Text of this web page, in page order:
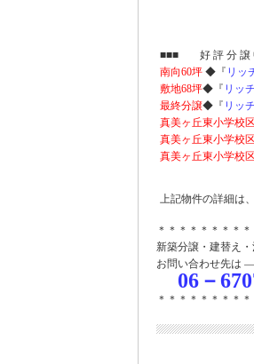
■■■ 好 評
南向60坪◆『 リッ
敷地68坪◆『 リッ
最終分譲◆『 リッ
真美ヶ丘東小学校
真美ヶ丘東小学校
真美ヶ丘東小学校
上記物件の詳細は
＊＊＊＊＊＊＊＊
新築分譲・建替え
お問い合わせ先は
06－
＊＊＊＊＊＊＊＊